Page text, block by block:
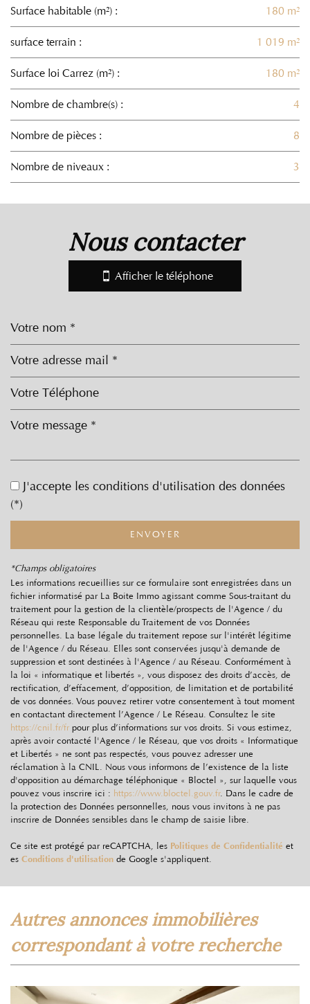
Surface habitable (m²) : 180 m²
surface terrain : 1 019 m²
Surface loi Carrez (m²) : 180 m²
Nombre de chambre(s) : 4
Nombre de pièces : 8
Nombre de niveaux : 3
École primaire
statistiques
Nombre d'habitants
1 218
Propriétaires (vs. locataires)
90,24 %
Taxe habitation
16,50 %
Taxe foncière
16,88 %
Habitants de moins de 25 ans
31,20 %
Habitants de 25 à 55 ans
38,59 %
Habitants de plus de 55 ans
30,21 %
Nombre d'enfants par famille
0,99
Familles sans enfant
49,46 %
Familles avec 1 ou 2 enfants
38,71 %
Appartements
5,27 %
nous contacter
Afficher le téléphone
J'accepte les conditions d'utilisation des données
(*)
ENVOYER
*Champs obligatoires
Les informations recueillies sur ce formulaire sont enregistrées dans un
fichier informatisé par La Boite Immo agissant comme Sous-traitant du
traitement pour la gestion de la clientèle/prospects de l'Agence / du
Réseau qui reste Responsable du Traitement de vos Données
personnelles. La base légale du traitement repose sur l'intérêt légitime
de l'Agence / du Réseau. Elles sont conservées jusqu'à demande de
suppression et sont destinées à l'Agence / au Réseau. Conformément à
la loi « informatique et libertés », vous disposez des droits d’accès, de
rectification, d’effacement, d’opposition, de limitation et de portabilité
de vos données. Vous pouvez retirer votre consentement à tout moment
en contactant directement l’Agence / Le Réseau. Consultez le site
https://cnil.fr/fr pour plus d’informations sur vos droits. Si vous estimez,
après avoir contacté l'Agence / le Réseau, que vos droits « Informatique
et Libertés » ne sont pas respectés, vous pouvez adresser une
réclamation à la CNIL. Nous vous informons de l’existence de la liste
d'opposition au démarchage téléphonique « Bloctel », sur laquelle vous
pouvez vous inscrire ici : https://www.bloctel.gouv.fr. Dans le cadre de
la protection des Données personnelles, nous vous invitons à ne pas
inscrire de Données sensibles dans le champ de saisie libre.
Ce site est protégé par reCAPTCHA, les Politiques de Confidentialité et
es Conditions d'utilisation de Google s'appliquent.
autres annonces immobilières
correspondant à votre recherche